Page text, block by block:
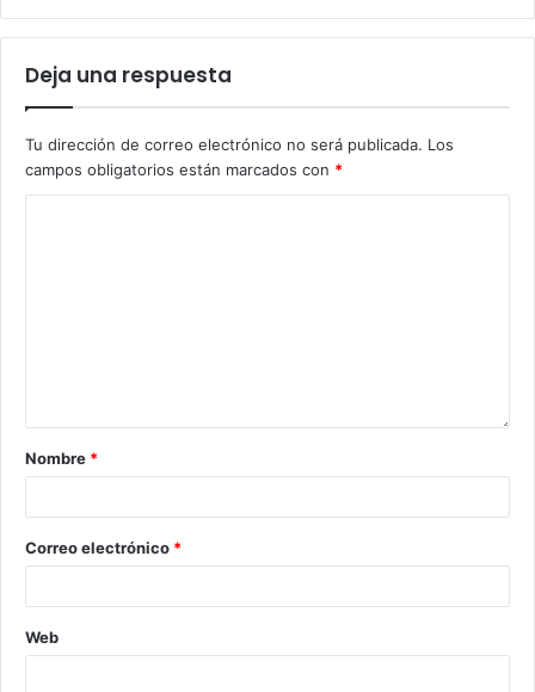
Deja una respuesta
Tu dirección de correo electrónico no será publicada. Los
campos obligatorios están marcados con *
Nombre *
Correo electrónico *
Web